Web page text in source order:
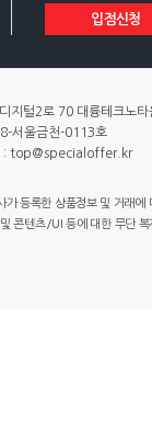
입점신청
지털2로 70 대륭테크노
서울금천-0113호
: top@specialoffer.kr
등록한 상품정보 및 거래
콘텐츠/UI 등에 대한 무단